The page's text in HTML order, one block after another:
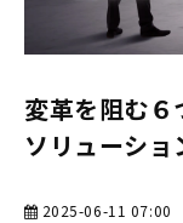
変革を阻む
ソリューシ
2025-06-11 07:00